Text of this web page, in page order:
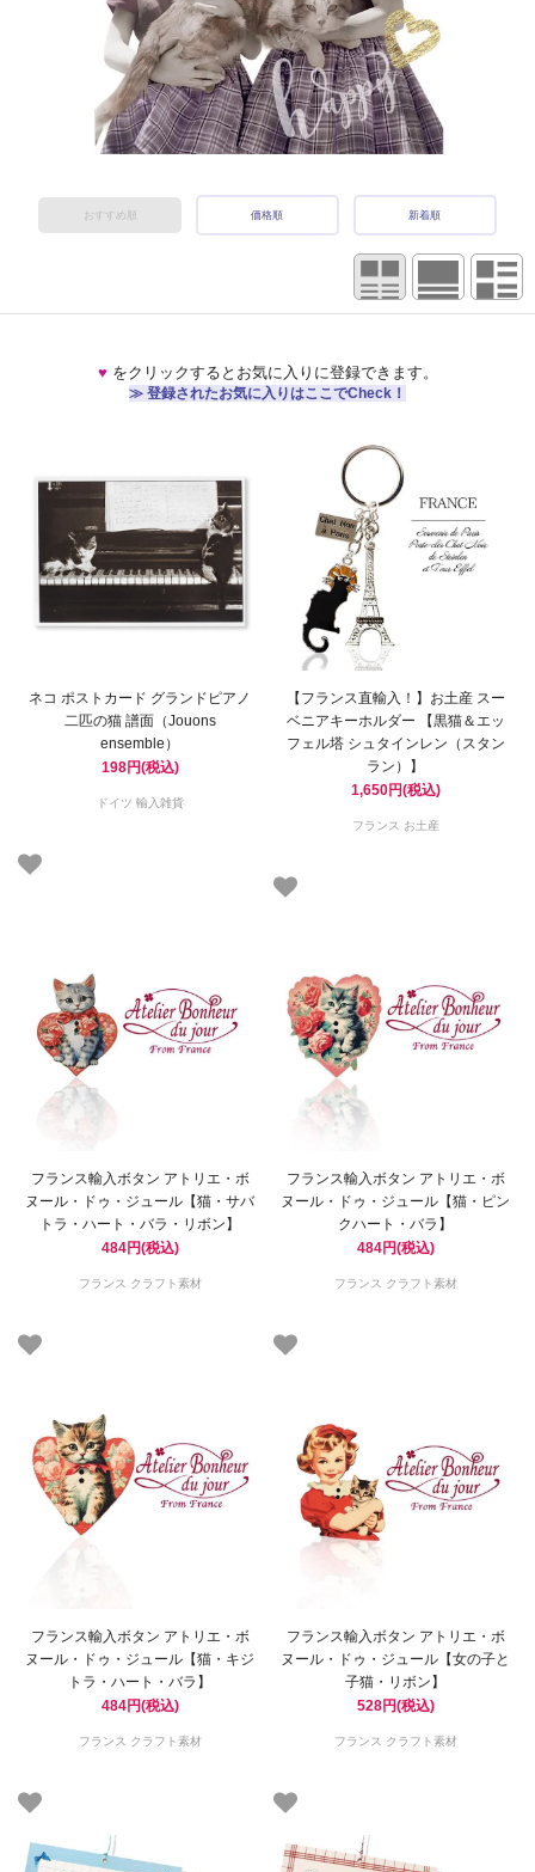
おすすめ順 価格順 新着順
♥ をクリックするとお気に入りに登録できます。
≫ 登録されたお気に入りはここでCheck！
ネコ ポストカード グランドピアノ
二匹の猫 譜面（Jouons
ensemble）
198円(税込)
ドイツ 輸入雑貨
【フランス直輸入！】お土産 スー
ベニアキーホルダー 【黒猫＆エッ
フェル塔 シュタインレン（スタン
ラン）】
1,650円(税込)
フランス お土産
フランス輸入ボタン アトリエ・ボ
ヌール・ドゥ・ジュール【猫・サバ
トラ・ハート・バラ・リボン】
484円(税込)
フランス クラフト素材
フランス輸入ボタン アトリエ・ボ
ヌール・ドゥ・ジュール【猫・ピン
クハート・バラ】
484円(税込)
フランス クラフト素材
フランス輸入ボタン アトリエ・ボ
ヌール・ドゥ・ジュール【猫・キジ
トラ・ハート・バラ】
484円(税込)
フランス クラフト素材
フランス輸入ボタン アトリエ・ボ
ヌール・ドゥ・ジュール【女の子と
子猫・リボン】
528円(税込)
フランス クラフト素材